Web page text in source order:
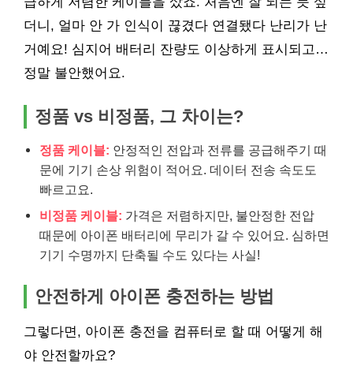
더니, 얼마 안 가 인식이 끊겼다 연결됐다 난리가 난
거예요! 심지어 배터리 잔량도 이상하게 표시되고…
정말 불안했어요.
정품 vs 비정품, 그 차이는?
정품 케이블: 안정적인 전압과 전류를 공급해주기 때
문에 기기 손상 위험이 적어요. 데이터 전송 속도도
빠르고요.
비정품 케이블: 가격은 저렴하지만, 불안정한 전압
때문에 아이폰 배터리에 무리가 갈 수 있어요. 심하면
기기 수명까지 단축될 수도 있다는 사실!
안전하게 아이폰 충전하는 방법
그렇다면, 아이폰 충전을 컴퓨터로 할 때 어떻게 해
야 안전할까요?